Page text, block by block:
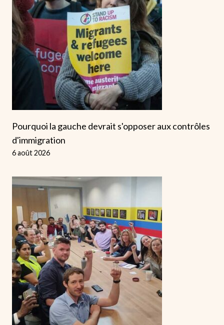
Pourquoi la gauche devrait s'opposer aux contrôles
d'immigration
6 août 2026